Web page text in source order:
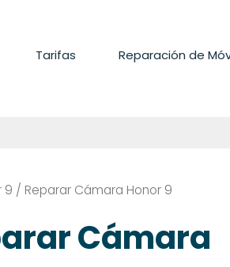
Tarifas Reparación de
9 / Reparar Cámara Honor 9
Cámara